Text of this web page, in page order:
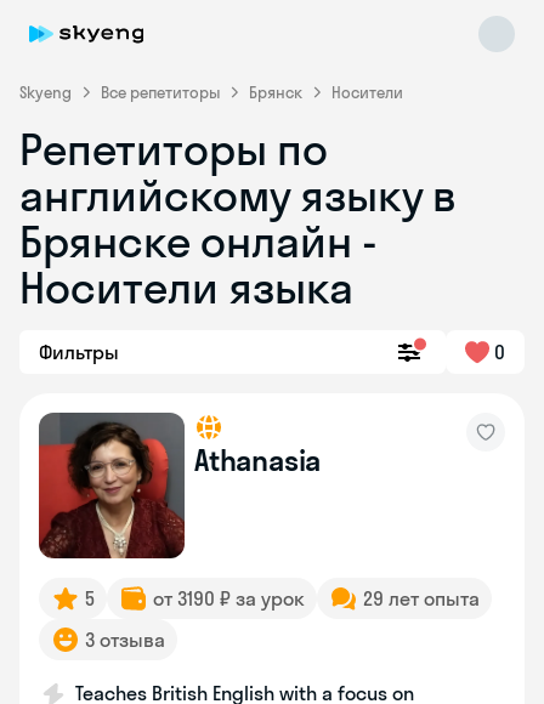
Skyeng Все репетиторы Брянск Носители
Репетиторы по
английскому языку в
Брянске онлайн -
Носители языка
Фильтры 0
Athanasia
5 от 3190 ₽ за урок
29 лет опыта
3 отзыва
Teaches British English with a focus on